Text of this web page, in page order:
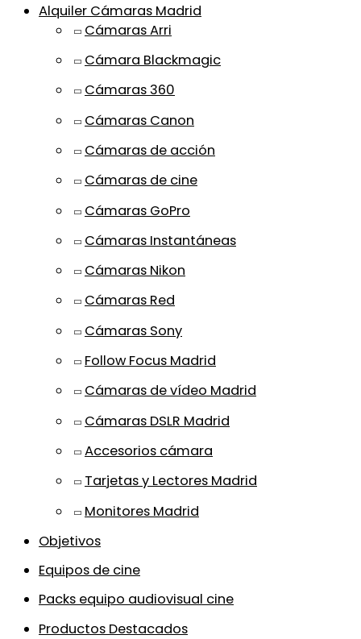
Alquiler Cámaras Madrid
Cámaras Arri
Cámara Blackmagic
Cámaras 360
Cámaras Canon
Cámaras de acción
Cámaras de cine
Cámaras GoPro
Cámaras Instantáneas
Cámaras Nikon
Cámaras Red
Cámaras Sony
Follow Focus Madrid
Cámaras de vídeo Madrid
Cámaras DSLR Madrid
Accesorios cámara
Tarjetas y Lectores Madrid
Monitores Madrid
Objetivos
Equipos de cine
Packs equipo audiovisual cine
Productos Destacados